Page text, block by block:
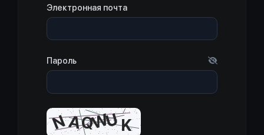
Электронная почта
Пароль